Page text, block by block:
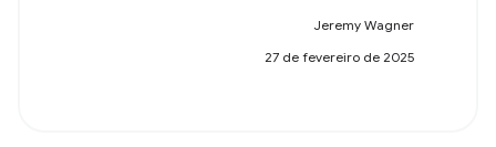
Jeremy Wagner
27 de fevereiro de 2025